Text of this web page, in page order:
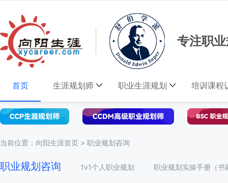
专注职
首页 生涯规划师 职业生涯规划 培训课程
当前位置： 向阳生涯首页 > 职业规划咨询
职业规划咨询 1v1个人职业规划 职业规划实操手册（书